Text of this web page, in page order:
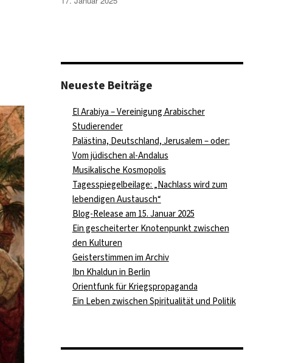
Neueste Beiträge
El Arabiya – Vereinigung Arabischer
Studierender
Palästina, Deutschland, Jerusalem – oder:
Vom jüdischen al-Andalus
Musikalische Kosmopolis
Tagesspiegelbeilage: „Nachlass wird zum
lebendigen Austausch“
Blog-Release am 15. Januar 2025
Ein gescheiterter Knotenpunkt zwischen
den Kulturen
Geisterstimmen im Archiv
Ibn Khaldun in Berlin
Orientfunk für Kriegspropaganda
Ein Leben zwischen Spiritualität und Politik